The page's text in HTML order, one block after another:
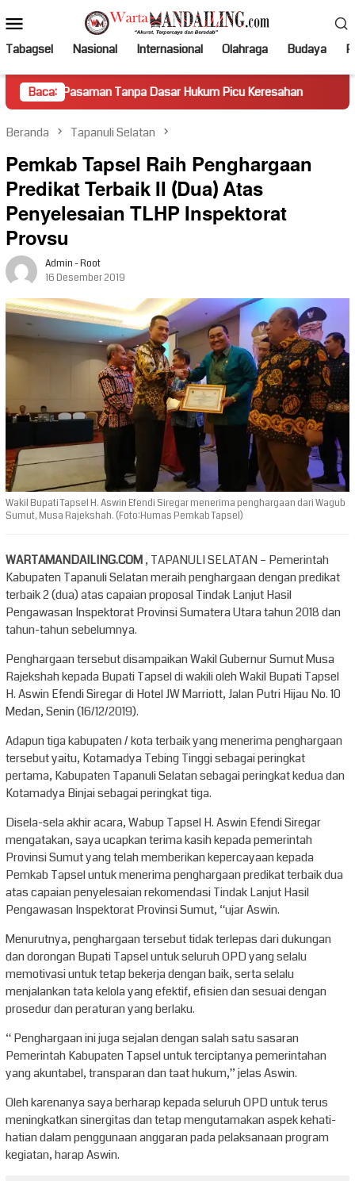
ke
kontenMobile
Tabagsel Nasional Internasional Olahraga Budaya
Baca:
Tanpa Dasar Hukum Picu Keresahan Truk Miring
Beranda Tapanuli Selatan
Pemkab Tapsel Raih Penghargaan
Predikat Terbaik II (Dua) Atas
Penyelesaian TLHP Inspektorat
Provsu
Admin - Root
16 Desember 2019
Wakil Bupati Tapsel H. Aswin Efendi Siregar menerima penghargaan dari Wagub
Sumut, Musa Rajekshah. (Foto:Humas Pemkab Tapsel)
WARTAMANDAILING.COM, TAPANULI SELATAN – Pemerintah
Kabupaten TapanuliSelatanmeraih penghargaan dengan predikat
terbaik 2 (dua) atas capaian proposal Tindak Lanjut Hasil
Pengawasan Inspektorat Provinsi Sumatera Utara tahun 2018 dan
tahun-tahun sebelumnya.
Penghargaan tersebut disampaikan Wakil Gubernur Sumut Musa
Rajekshah kepada BupatiTapseldi wakili oleh Wakil Bupati Tapsel
H. Aswin Efendi Siregar di Hotel JW Marriott, Jalan Putri Hijau No. 10
Medan, Senin (16/12/2019).
Adapun tigakabupaten / kota terbaik yang menerima penghargaan
tersebut yaitu, Kotamadya Tebing Tinggi sebagai peringkat
pertama, Kabupaten Tapanuli Selatan sebagai peringkat kedua dan
Kotamadya Binjai sebagai peringkat tiga.
Disela-sela akhir acara, Wabup Tapsel H. Aswin Efendi Siregar
mengatakan, saya ucapkan terima kasih kepada pemerintah
Provinsi Sumut yang telah memberikan kepercayaan kepada
Pemkab Tapsel untuk menerima penghargaan predikat terbaik dua
atas capaian penyelesaian rekomendasi Tindak Lanjut Hasil
Pengawasan Inspektorat Provinsi Sumut, “ujar Aswin.
Menurutnya, penghargaan tersebut tidak terlepas dari dukungan
dan dorongan Bupati Tapsel untuk seluruh OPD yang selalu
memotivasi untuk tetap bekerja dengan baik, serta selalu
menjalankan tata kelola yang efektif, efisien dan sesuai dengan
prosedur dan peraturan yang berlaku.
“ Penghargaan ini juga sejalan dengan salah satu sasaran
Pemerintah Kabupaten Tapsel untuk terciptanya pemerintahan
yang akuntabel, transparan dan taat hukum,” jelas Aswin.
Oleh karenanya saya berharap kepada seluruh OPD untuk terus
meningkatkan sinergitas dan tetap mengutamakan aspek kehati-
hatian dalam penggunaan anggaran pada pelaksanaan program
kegiatan, harap Aswin.